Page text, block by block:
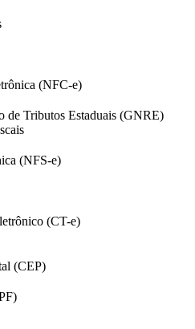
(NFC-e)
de Tributos Estaduais (GNRE)
(NFS-e)
(CT-e)
(CEP)